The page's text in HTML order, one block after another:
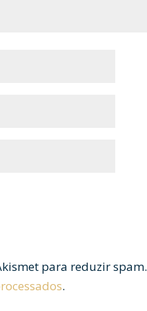
para reduzir spam.
.